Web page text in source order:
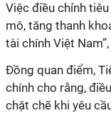
Việc điều chỉnh
mô, tăng thanh
tài chính Việt
Đồng quan điểm,
chính cho rằng,
chặt chẽ khi yêu